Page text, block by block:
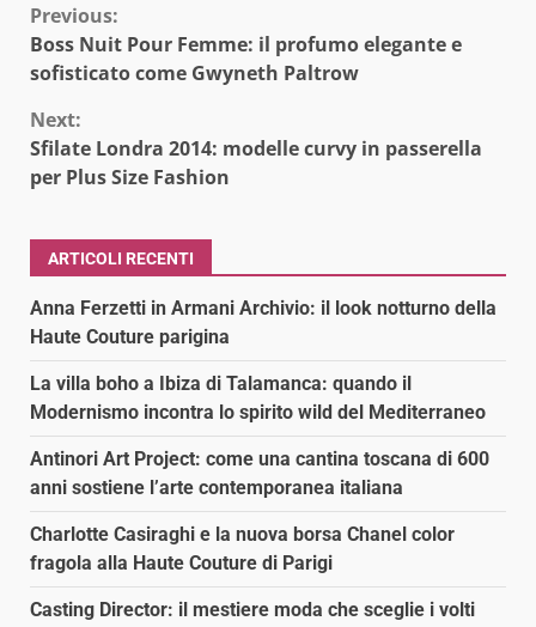
Continue
Reading
Previous:
Boss Nuit Pour Femme: il profumo elegante e
sofisticato come Gwyneth Paltrow
Next:
Sfilate Londra 2014: modelle curvy in passerella
per Plus Size Fashion
ARTICOLI RECENTI
Anna Ferzetti in Armani Archivio: il look notturno della
Haute Couture parigina
La villa boho a Ibiza di Talamanca: quando il
Modernismo incontra lo spirito wild del Mediterraneo
Antinori Art Project: come una cantina toscana di 600
anni sostiene l’arte contemporanea italiana
Charlotte Casiraghi e la nuova borsa Chanel color
fragola alla Haute Couture di Parigi
Casting Director: il mestiere moda che sceglie i volti